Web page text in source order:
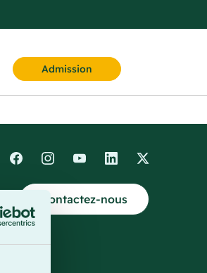
Admission
Contactez-nous